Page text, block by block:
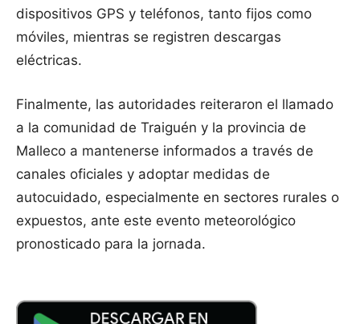
dispositivos GPS y teléfonos, tanto fijos como
móviles, mientras se registren descargas
eléctricas.
Finalmente, las autoridades reiteraron el llamado
a la comunidad de Traiguén y la provincia de
Malleco a mantenerse informados a través de
canales oficiales y adoptar medidas de
autocuidado, especialmente en sectores rurales o
expuestos, ante este evento meteorológico
pronosticado para la jornada.